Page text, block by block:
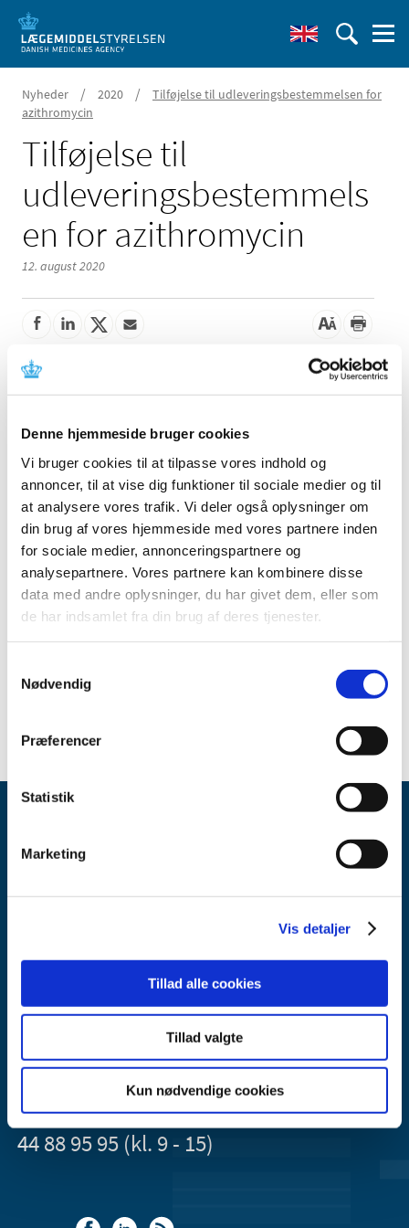
Denne hjemmeside bruger cookies
Vi bruger cookies til at tilpasse vores indhold og
annoncer, til at vise dig funktioner til sociale medier og til
at analysere vores trafik. Vi deler også oplysninger om
din brug af vores hjemmeside med vores partnere inden
for sociale medier, annonceringspartnere og
analysepartnere. Vores partnere kan kombinere disse
data med andre oplysninger, du har givet dem, eller som
de har indsamlet fra din brug af deres tjenester.
Nødvendig
Præferencer
Statistik
Marketing
Vis detaljer
Tillad alle cookies
Tillad valgte
Kun nødvendige cookies
Nyheder / 2020 /
Tilføjelse til udleveringsbestemmelsen for
azithromycin
Tilføjelse til
udleveringsbestemmels
en for azithromycin
12. august 2020
Speciallæger indenfor øre-næse-hals er blevet omfattet
af udleveringsbestemmelsen for azithromycin.
Ændringen betyder, at apoteket nu må udlevere
azithromycin udskrevet af læger på sygehuse eller privat
praktiserende læger med speciale indenfor
lungesygdomme, pædiatri, dermato-venerologi eller øre-
næse-hals.
Ændringen trådte i kraft d. 10. august 2020.
Relateret indhold
Lægemiddelstyrelsen er en del af
Sundheds- og Kirkeministeriet.
Kontakt Lægemiddelstyrelsen
44 88 95 95 (kl. 9 - 15)